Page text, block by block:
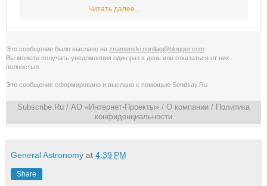
Читать далее...
Это сообщение было выслано на znamenski.norillag@blogger.com
Вы можете получать уведомления один раз в день или отказаться от них
полностью
Это сообщение сформировано и выслано с помощью Sendsay.Ru
Subscribe.Ru / АО «Интернет-Проекты» / О компании / Политика
конфиденциальности
General Astronomy at 4:39 PM
Share